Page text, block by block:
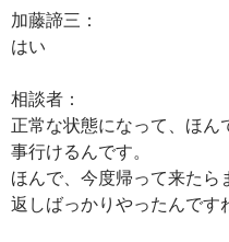
加藤諦三：
はい
相談者：
正常な状態になって、ほ
事行けるんです。
ほんで、今度帰って来たら
返しばっかりやったんです